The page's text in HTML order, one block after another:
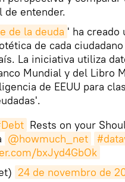
de entender.
de la deuda ' ha creado
de cada
La iniciativa utiliza
Mundial y del Libro
de EEUU para
Rests on your
@howmuch_net
bxJyd4GbOk
24 de novembro de